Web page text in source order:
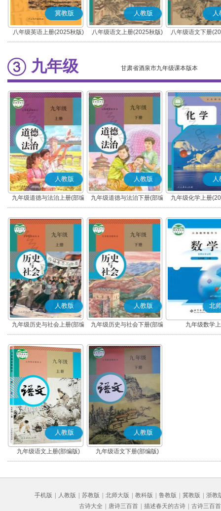
冀教版
八年级英语上册(2025秋版)
人教版
八年级语文上册(2025秋版)
(部编版)
人
八年级语文下册
(部编版)
九年级 甘肃省酒泉市九年级课本版本
人教版
九年级道德与法治上册(部编
版)
人教版
九年级道德与法治下册(部编
版)
人
九年级化学上册
人教版
九年级历史与社会上册(部编
版)
人教版
九年级历史与社会下册(部编
版)
北
九年级数学
人教版
九年级语文上册(部编版)
人教版
九年级语文下册(部编版)
手机版 人教版 苏教版 北师大版 教科版 鲁教版 冀教版
浙教
古诗大全
唐诗三百首 描述春天的古诗 古诗三百首